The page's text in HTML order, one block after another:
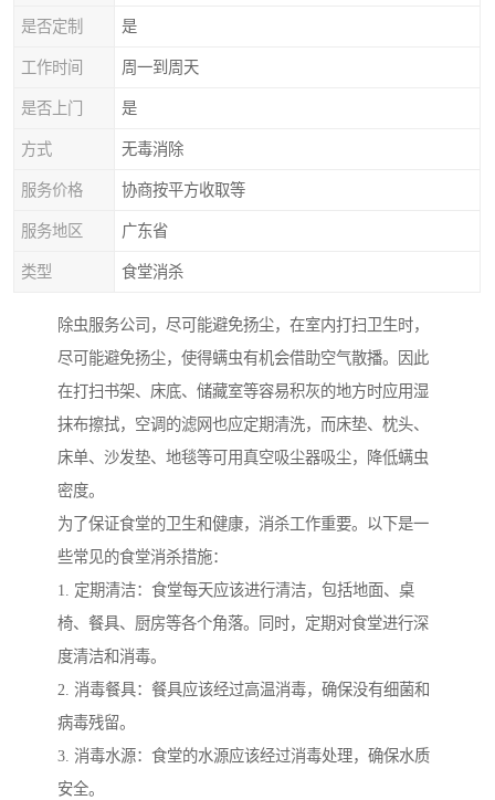
是否定制 是
工作时间 周一到周天
是否上门 是
方式 无毒消除
服务价格 协商按平方收取等
服务地区 广东省
类型 食堂消杀
除虫服务公司，尽可能避免扬尘，在室内打扫卫生时，
尽可能避免扬尘，使得螨虫有机会借助空气散播。因此
在打扫书架、床底、储藏室等容易积灰的地方时应用湿
抹布擦拭，空调的滤网也应定期清洗，而床垫、枕头、
床单、沙发垫、地毯等可用真空吸尘器吸尘，降低螨虫
密度。
为了保证食堂的卫生和健康，消杀工作重要。以下是一
些常见的食堂消杀措施：
1. 定期清洁：食堂每天应该进行清洁，包括地面、桌
椅、餐具、厨房等各个角落。同时，定期对食堂进行深
度清洁和消毒。
2. 消毒餐具：餐具应该经过高温消毒，确保没有细菌和
病毒残留。
3. 消毒水源：食堂的水源应该经过消毒处理，确保水质
安全。